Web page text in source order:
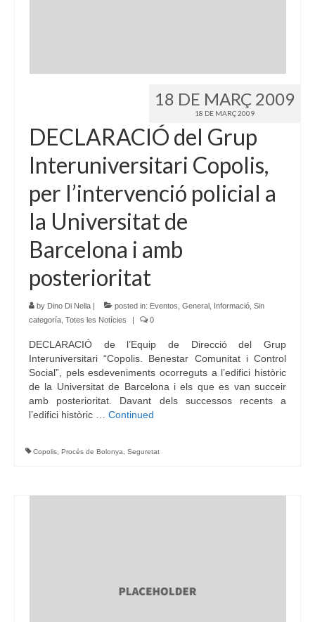
18 DE MARÇ 2009
18 DE MARÇ 2009
DECLARACIÓ del Grup
Interuniversitari Copolis,
per l’intervenció policial a
la Universitat de
Barcelona i amb
posterioritat
by Dino Di Nella | posted in: Eventos General Informació Sin
categoría Totes les Notícies | 0
DECLARACIÓ de l’Equip de Direcció del Grup
Interuniversitari “Copolis. Benestar Comunitat i Control
Social”, pels esdeveniments ocorreguts a l’edifici històric
de la Universitat de Barcelona i els que es van succeir
amb posterioritat. Davant dels successos recents a
l’edifici històric … Continued
Copolis Procés de Bolonya Seguretat